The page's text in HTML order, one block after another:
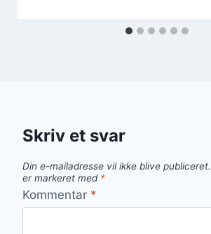
Skriv et svar
Din e-mailadresse vil ikke blive publiceret.
er markeret med *
Kommentar *